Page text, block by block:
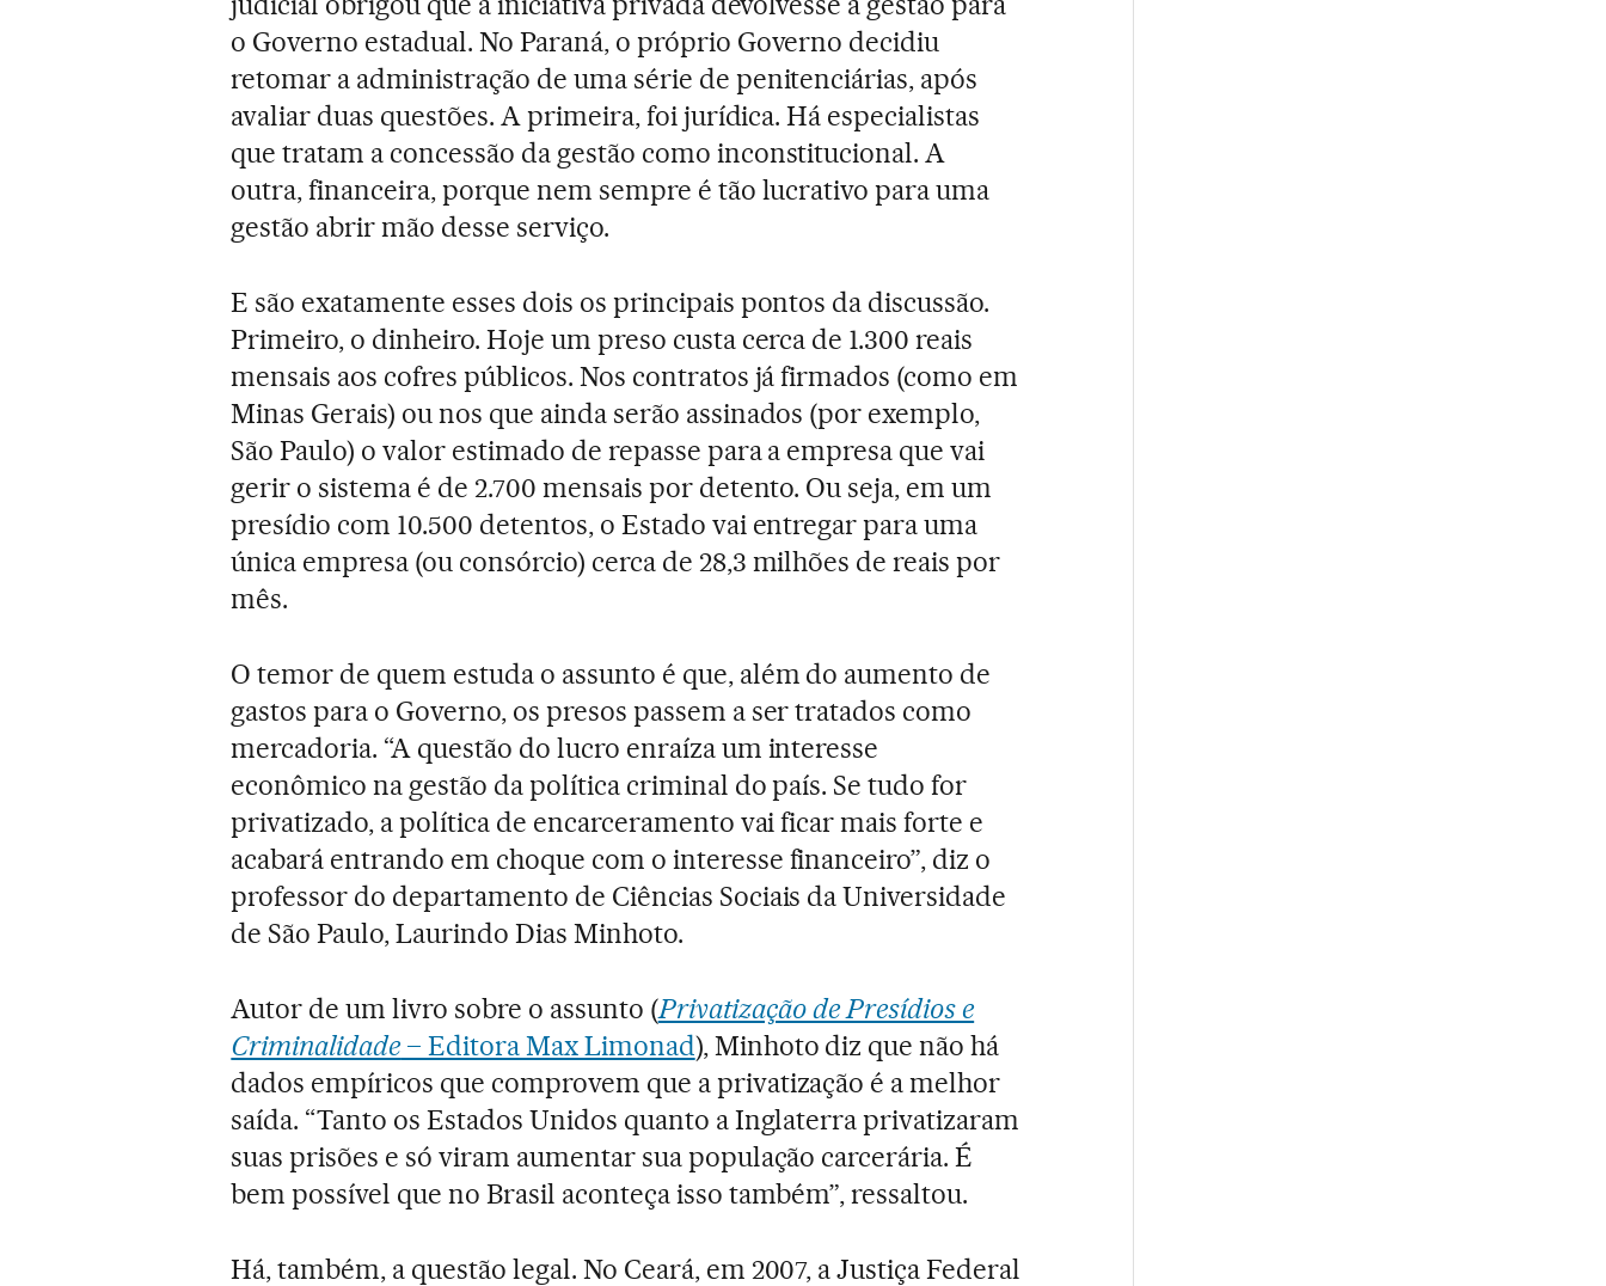
o Governo estadual. No Paraná, o próprio Governo decidiu
retomar a administração de uma série de penitenciárias, após
avaliar duas questões. A primeira, foi jurídica. Há especialistas
que tratam a concessão da gestão como inconstitucional. A
outra, financeira, porque nem sempre é tão lucrativo para uma
gestão abrir mão desse serviço.
E são exatamente esses dois os principais pontos da discussão.
Primeiro, o dinheiro. Hoje um preso custa cerca de 1.300 reais
mensais aos cofres públicos. Nos contratos já firmados (como em
Minas Gerais) ou nos que ainda serão assinados (por exemplo,
São Paulo) o valor estimado de repasse para a empresa que vai
gerir o sistema é de 2.700 mensais por detento. Ou seja, em um
presídio com 10.500 detentos, o Estado vai entregar para uma
única empresa (ou consórcio) cerca de 28,3 milhões de reais por
mês.
O temor de quem estuda o assunto é que, além do aumento de
gastos para o Governo, os presos passem a ser tratados como
mercadoria. “A questão do lucro enraíza um interesse
econômico na gestão da política criminal do país. Se tudo for
privatizado, a política de encarceramento vai ficar mais forte e
acabará entrando em choque com o interesse financeiro”, diz o
professor do departamento de Ciências Sociais da Universidade
de São Paulo, Laurindo Dias Minhoto.
Autor de um livro sobre o assunto (Privatização de Presídios e
Criminalidade– Editora Max Limonad), Minhoto diz que não há
dados empíricos que comprovem que a privatização é a melhor
saída. “Tanto os Estados Unidos quanto a Inglaterra privatizaram
suas prisões e só viram aumentar sua população carcerária. É
bem possível que no Brasil aconteça isso também”, ressaltou.
Há, também, a questão legal. No Ceará, em 2007, a Justiça Federal